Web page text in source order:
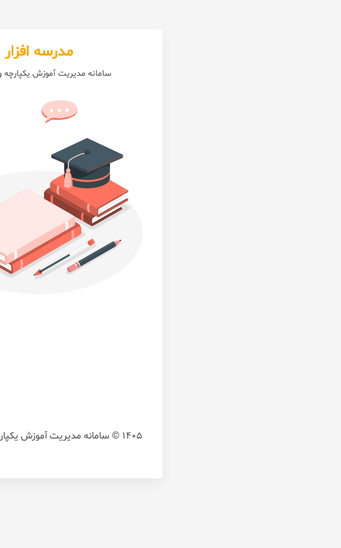
مدرسه افزار
سامانه مدیریت آموزش
1405 © سامانه مدیریت آموزش یکپارچه و هوشمند،